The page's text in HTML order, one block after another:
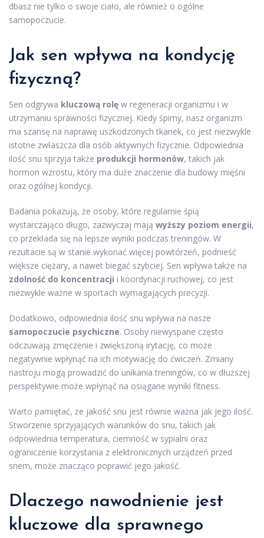
dbasz nie tylko o swoje ciało, ale również o ogólne
samopoczucie.
Jak sen wpływa na kondycję
fizyczną?
Sen odgrywa kluczową rolę w regeneracji organizmu i w
utrzymaniu sprawności fizycznej. Kiedy śpimy, nasz organizm
ma szansę na naprawę uszkodzonych tkanek, co jest niezwykle
istotne zwłaszcza dla osób aktywnych fizycznie. Odpowiednia
ilość snu sprzyja także produkcji hormonów, takich jak
hormon wzrostu, który ma duże znaczenie dla budowy mięśni
oraz ogólnej kondycji.
Badania pokazują, że osoby, które regularnie śpią
wystarczająco długo, zazwyczaj mają wyższy poziom energii,
co przekłada się na lepsze wyniki podczas treningów. W
rezultacie są w stanie wykonać więcej powtórzeń, podnieść
większe ciężary, a nawet biegać szybciej. Sen wpływa także na
zdolność do koncentracji i koordynacji ruchowej, co jest
niezwykle ważne w sportach wymagających precyzji.
Dodatkowo, odpowiednia ilość snu wpływa na nasze
samopoczucie psychiczne. Osoby niewyspane często
odczuwają zmęczenie i zwiększoną irytację, co może
negatywnie wpłynąć na ich motywację do ćwiczeń. Zmiany
nastroju mogą prowadzić do unikania treningów, co w dłuższej
perspektywie może wpłynąć na osiągane wyniki fitness.
Warto pamiętać, że jakość snu jest równie ważna jak jego ilość.
Stworzenie sprzyjających warunków do snu, takich jak
odpowiednia temperatura, ciemność w sypialni oraz
ograniczenie korzystania z elektronicznych urządzeń przed
snem, może znacząco poprawić jego jakość.
Dlaczego nawodnienie jest
kluczowe dla sprawnego